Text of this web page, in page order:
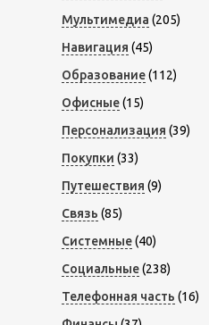
Мультимедиа (205)
Навигация (45)
Образование(112)
Офисные(15)
Персонализация (39)
Покупки (33)
Путешествия (9)
Связь (85)
Системные(40)
Социальные(238)
Телефонная часть (16)